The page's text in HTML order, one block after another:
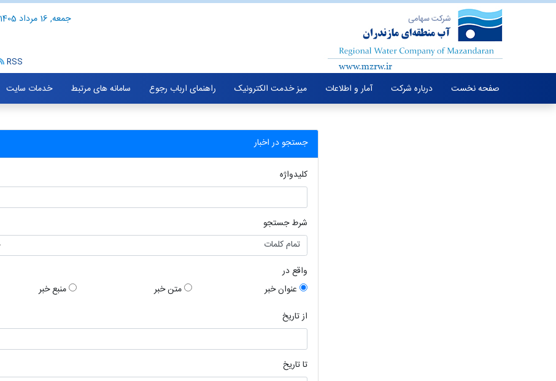
جمعه, 16 مرداد 1405
RSS
صفحه نخست درباره شرکت آمار و اطلاعات میز خدمت الکترونیک راهنمای ارباب رجوع سامانه های مرتبط خدمات سایت
جستجو در اخبار
کلیدواژه
شرط جستجو
واقع در
عنوان خبر
متن خبر
منبع خبر
از تاریخ
تا تاریخ